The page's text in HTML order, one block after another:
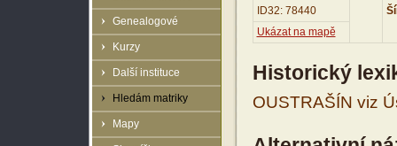
Genealogové
Kurzy
Další instituce
Hledám matriky
Mapy
ID32: 78440
Ukázat na mapě
Historický
OUSTRAŠÍN viz